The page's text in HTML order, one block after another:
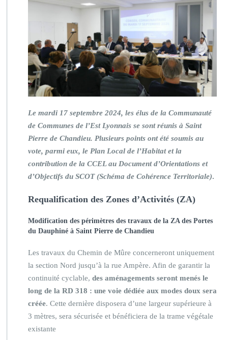
Le mardi 17 septembre 2024, les élus de la Communauté
de Communes de l’Est Lyonnais se sont réunis à Saint
Pierre de Chandieu. Plusieurs points ont été soumis au
vote, parmi eux, le Plan Local de l’Habitat et la
contribution de la CCEL au Document d’Orientations et
d’Objectifs du SCOT (Schéma de Cohérence Territoriale).
Requalification des Zones d’Activités (ZA)
Modification des périmètres des travaux de la ZA des Portes
du Dauphiné à Saint Pierre de Chandieu
Les travaux du Chemin de Mûre concerneront uniquement
la section Nord jusqu’à la rue Ampère. Afin de garantir la
continuité cyclable, des aménagements seront menés le
long de la RD 318 : une voie dédiée aux modes doux sera
créée. Cette dernière disposera d’une largeur supérieure à
3 mètres, sera sécurisée et bénéficiera de la trame végétale
existante